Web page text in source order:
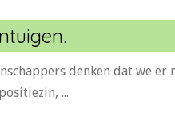
denken dat we er
...